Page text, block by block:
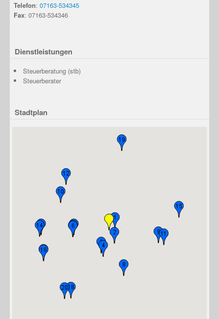
Telefon: 07163-534345
Fax: 07163-534346
Dienstleistungen
Steuerberatung (stb)
Steuerberater
Stadtplan